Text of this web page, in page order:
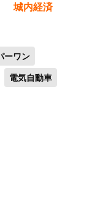
城内経済
ーワン
電気自動車